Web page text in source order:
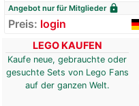
Angebot nur für Mitglieder lock
Preis: login
LEGO KAUFEN
Kaufe neue, gebrauchte oder
gesuchte Sets von Lego Fans
auf der ganzen Welt.